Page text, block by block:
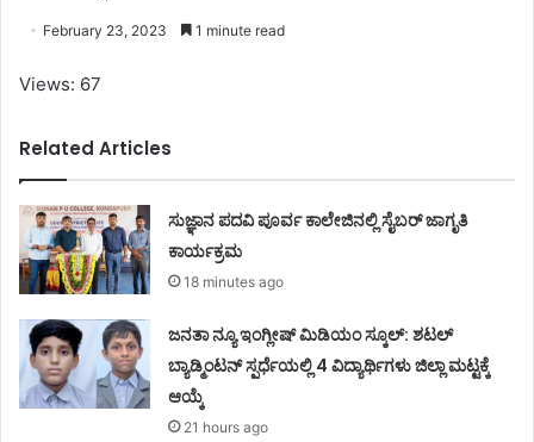
February 23, 2023 1 minute read
Views: 67
Related Articles
ಸುಜ್ಞಾನ ಪದವಿ ಪೂರ್ವ ಕಾಲೇಜಿನಲ್ಲಿ ಸೈಬರ್ ಜಾಗೃತಿ
ಕಾರ್ಯಕ್ರಮ
18 minutes ago
ಜನತಾ ನ್ಯೂ ಇಂಗ್ಲೀಷ್ ಮಿಡಿಯಂ ಸ್ಕೂಲ್: ಶಟಲ್
ಬ್ಯಾಡ್ಮಿಂಟನ್ ಸ್ಪರ್ಧೆಯಲ್ಲಿ 4 ವಿದ್ಯಾರ್ಥಿಗಳು ಜಿಲ್ಲಾ ಮಟ್ಟಕ್ಕೆ
ಆಯ್ಕೆ
21 hours ago